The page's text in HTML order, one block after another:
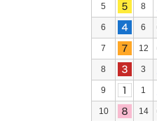
5 8
6 6
7 12
8 3
9 1
10 14